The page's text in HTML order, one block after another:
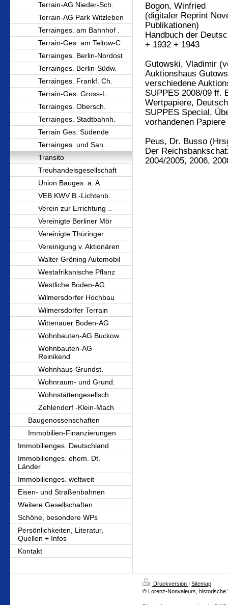
Terrain-AG Nieder-Sch.
Terrain-AG Park Witzleben
Terrainges. am Bahnhof .
Terrain-Ges. am Teltow-C
Terrainges. Berlin-Nordost
Terrainges. Berlin-Südw.
Terrainges. Frankf. Ch.
Terrain-Ges. Gross-L.
Terrainges. Obersch.
Terrainges. Stadtbahnh.
Terrain Ges. Südende
Terrainges. und San.
Transito
Treuhandelsgesellschaft
Union Bauges. a. A.
VEB KWV B.-Lichtenb.
Verein zur Errichtung ..
Vereinigte Berliner Mör
Vereinigte Thüringer
Vereinigung v. Aktionären
Walter Gröning Automobil
Westafrikanische Pflanz
Westliche Boden-AG
Wilmersdorfer Hochbau
Wilmersdorfer Terrain
Wittenauer Boden-AG
Wohnbauten-AG Buckow
Wohnbauten-AG
Reinikend
Wohnhaus-Grundst.
Wohnraum- und Grund.
Wohnstättengesellsch.
Zehlendorf -Klein-Mach
Baugenossenschaften
Immobilien-Finanzierungen
Immobilienges. Deutschland
Immobilienges. ehem. Dt.
Länder
Immobilienges. weltweit
Eisen- und Straßenbahnen
Weitere Gesellschaften
Schöne, besondere WPs
Persönlichkeiten, Literatur,
Quellen + Infos
Kontakt
Bogon, Winfried
(digitaler Reprint
Publikationen)
Handbuch der
+ 1932 + 1943
Gutowski, Vladimir
Auktionshaus
verschiedene
SUPPES 2008/09 ff.
Wertpapiere,
SUPPES Special,
vorhandenen Papiere
Peus, Dr. Busso
Der
2004/2005, 2006,
Druckversion | Sitemap
© Lorenz-Nonvaleurs, historische